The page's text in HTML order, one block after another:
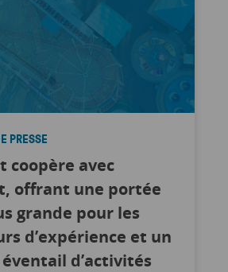
PRESSE
coopère avec
offrant une portée
grande pour les
d’expérience et un
d’activités